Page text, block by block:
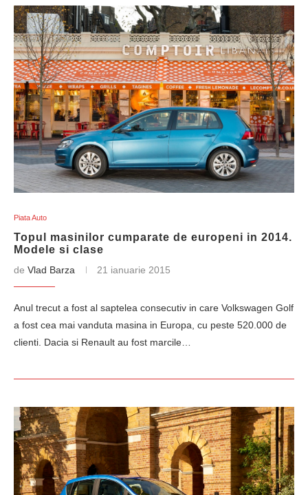
Piata Auto
Topul masinilor cumparate de europeni in 2014.
Modele si clase
de Vlad Barza 21 ianuarie 2015
Anul trecut a fost al saptelea consecutiv in care Volkswagen Golf
a fost cea mai vanduta masina in Europa, cu peste 520.000 de
clienti. Dacia si Renault au fost marcile…